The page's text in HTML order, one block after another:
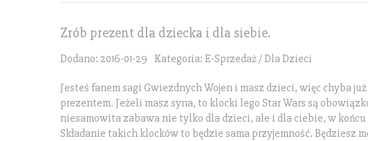
Zrób prezent dla dziecka i dla siebie.
Dodano: 2016-01-29 Kategoria: E-Sprzedaż / Dla Dzieci
Jesteś fanem sagi Gwiezdnych Wojen i masz dzieci, więc chyba
prezentem. Jeżeli masz syna, to klocki lego Star Wars są
niesamowita zabawa nie tylko dla dzieci, ale i dla ciebie, w
Składanie takich klocków to będzie sama przyjemność. Będziesz